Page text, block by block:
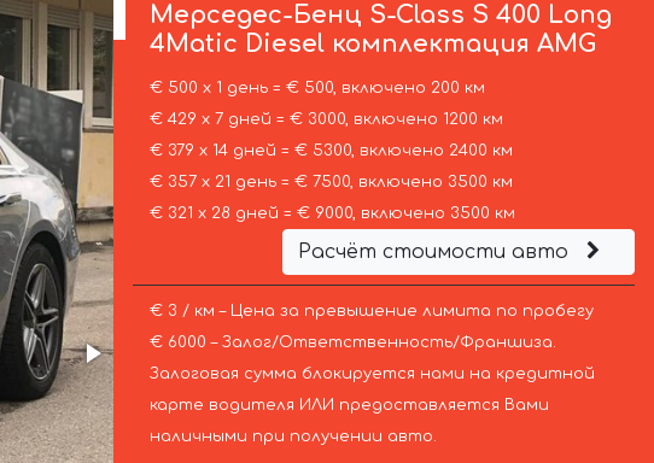
Мерседес-Бенц S-Class S 400 Long
4Matic Diesel комплектация AMG
€ 500 х 1 день = € 500, включено 200 км
€ 429 х 7 дней = € 3000, включено 1200 км
€ 379 х 14 дней = € 5300, включено 2400 км
€ 357 х 21 день = € 7500, включено 3500 км
€ 321 х 28 дней = € 9000, включено 3500 км
Расчёт стоимости авто
€ 3 / км – Цена за превышение лимита по пробегу
€ 6000 – Залог/Ответственность/Франшиза.
Залоговая сумма блокируется нами на кредитной
карте водителя ИЛИ предоставляется Вами
наличными при получении авто.